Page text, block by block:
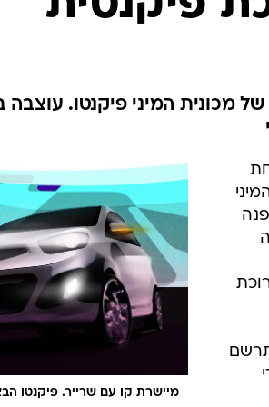
כתבו
מכונית המיני פיקנטו. עוצבה
מיישרת קו עם שרייר. פיקנטו